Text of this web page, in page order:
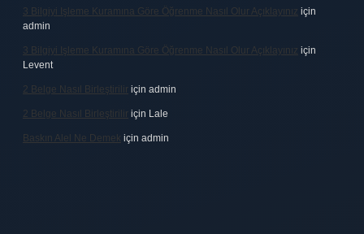
3 Bilgiyi Işleme Kuramına Göre Öğrenme Nasıl Olur Açıklayınız için
admin
3 Bilgiyi Işleme Kuramına Göre Öğrenme Nasıl Olur Açıklayınız için
Levent
2 Belge Nasıl Birleştirilir için admin
2 Belge Nasıl Birleştirilir için Lale
Baskın Alel Ne Demek için admin